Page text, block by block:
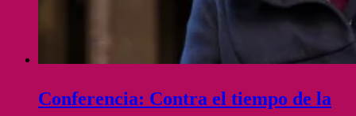
Conferencia: Contra el tiempo de la